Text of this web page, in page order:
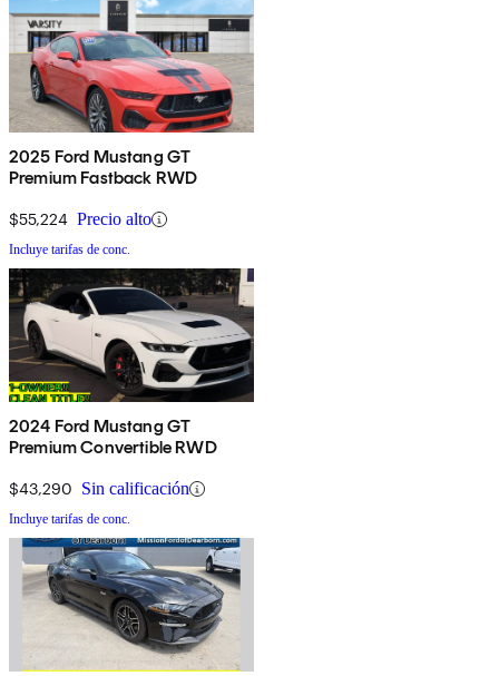
2025 Ford Mustang GT
Premium Fastback RWD
$55,224 Precio alto
Incluye tarifas de conc.
2024 Ford Mustang GT
Premium Convertible RWD
$43,290 Sin calificación
Incluye tarifas de conc.